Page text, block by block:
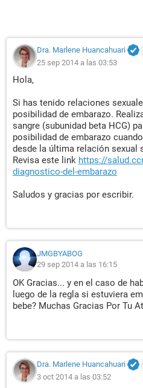
Dra. Marlene Huancahuari
25 sep 2014 a las 03:53
Hola,
Si has tenido relaciones
posibilidad de embarazo.
sangre (subunidad beta HCG)
posibilidad de embarazo
desde la última relación sexual
Revisa este link https://
diagnostico-del-embarazo
Saludos y gracias por escribir.
JMGBYABOG
29 sep 2014 a las 16:15
OK Gracias... y en el caso de
luego de la regla si estuviera
bebe? Muchas Gracias Por Tu
Dra. Marlene Huancahuari
3 oct 2014 a las 03:52